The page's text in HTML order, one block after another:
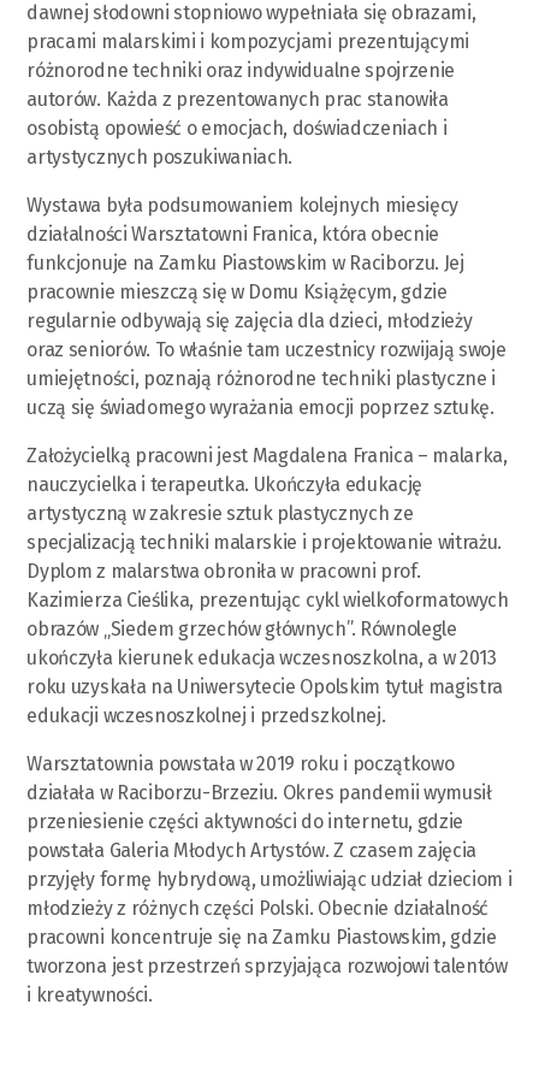
dawnej słodowni stopniowo wypełniała się obrazami,
pracami malarskimi i kompozycjami prezentującymi
różnorodne techniki oraz indywidualne spojrzenie
autorów. Każda z prezentowanych prac stanowiła
osobistą opowieść o emocjach, doświadczeniach i
artystycznych poszukiwaniach.
Wystawa była podsumowaniem kolejnych miesięcy
działalności Warsztatowni Franica, która obecnie
funkcjonuje na Zamku Piastowskim w Raciborzu. Jej
pracownie mieszczą się w Domu Książęcym, gdzie
regularnie odbywają się zajęcia dla dzieci, młodzieży
oraz seniorów. To właśnie tam uczestnicy rozwijają swoje
umiejętności, poznają różnorodne techniki plastyczne i
uczą się świadomego wyrażania emocji poprzez sztukę.
Założycielką pracowni jest Magdalena Franica – malarka,
nauczycielka i terapeutka. Ukończyła edukację
artystyczną w zakresie sztuk plastycznych ze
specjalizacją techniki malarskie i projektowanie witrażu.
Dyplom z malarstwa obroniła w pracowni prof.
Kazimierza Cieślika, prezentując cykl wielkoformatowych
obrazów „Siedem grzechów głównych”. Równolegle
ukończyła kierunek edukacja wczesnoszkolna, a w 2013
roku uzyskała na Uniwersytecie Opolskim tytuł magistra
edukacji wczesnoszkolnej i przedszkolnej.
Warsztatownia powstała w 2019 roku i początkowo
działała w Raciborzu-Brzeziu. Okres pandemii wymusił
przeniesienie części aktywności do internetu, gdzie
powstała Galeria Młodych Artystów. Z czasem zajęcia
przyjęły formę hybrydową, umożliwiając udział dzieciom i
młodzieży z różnych części Polski. Obecnie działalność
pracowni koncentruje się na Zamku Piastowskim, gdzie
tworzona jest przestrzeń sprzyjająca rozwojowi talentów
i kreatywności.